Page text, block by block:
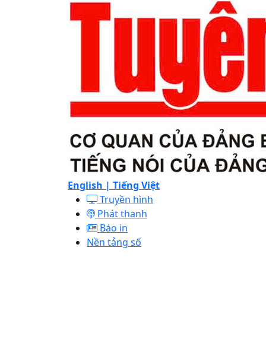
English | Tiếng Việt
Truyền hình
Phát thanh
Báo in
Nền tảng số